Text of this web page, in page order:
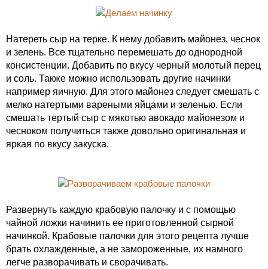
Натереть сыр на терке. К нему добавить майонез, чеснок
и зелень. Все тщательно перемешать до однородной
консистенции. Добавить по вкусу черный молотый перец
и соль. Также можно использовать другие начинки
например яичную. Для этого майонез следует смешать с
мелко натертыми вареными яйцами и зеленью. Если
смешать тертый сыр с мякотью авокадо майонезом и
чесноком получиться также довольно оригинальная и
яркая по вкусу закуска.
Развернуть каждую крабовую палочку и с помощью
чайной ложки начинить ее приготовленной сырной
начинкой. Крабовые палочки для этого рецепта лучше
брать охлажденные, а не замороженные, их намного
легче разворачивать и сворачивать.